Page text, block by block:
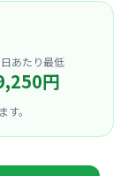
あたり最低
円
。